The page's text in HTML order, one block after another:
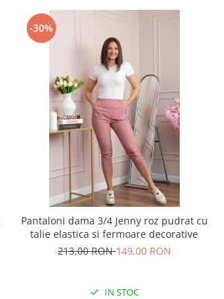
-30%
Pantaloni dama 3/4 Jenny roz pudrat cu
talie elastica si fermoare decorative
213,00 RON149,00 RON
IN STOC